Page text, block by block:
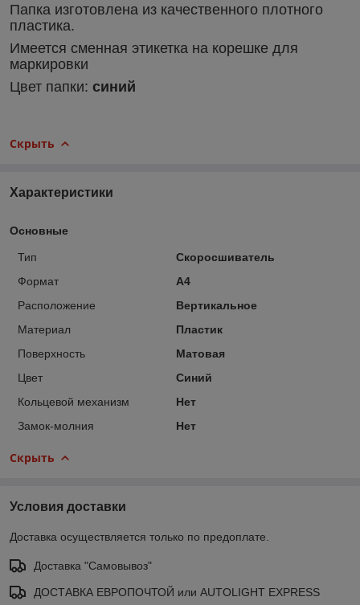
Папка изготовлена из качественного плотного
пластика.
Имеется сменная этикетка на корешке для
маркировки
Цвет папки: синий
Скрыть
Характеристики
Основные
Тип
Скоросшиватель
Формат
A4
Расположение
Вертикальное
Материал
Пластик
Поверхность
Матовая
Цвет
Синий
Кольцевой механизм
Нет
Замок-молния
Нет
Скрыть
Условия доставки
Доставка осуществляется только по предоплате.
Доставка "Самовывоз"
ДОСТАВКА ЕВРОПОЧТОЙ или AUTOLIGHT EXPRESS